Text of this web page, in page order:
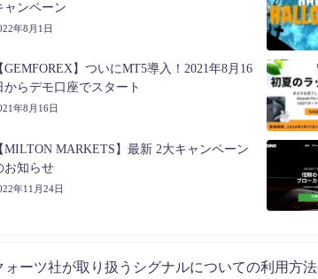
ャンペーン
年8月1日
GEMFOREX】ついにMT5導入！2021年8月16
からデモ口座でスタート
年8月16日
MILTON MARKETS】最新 2大キャンペーン
お知らせ
年11月24日
ォーツ社が取り扱うシグナルについての利用方